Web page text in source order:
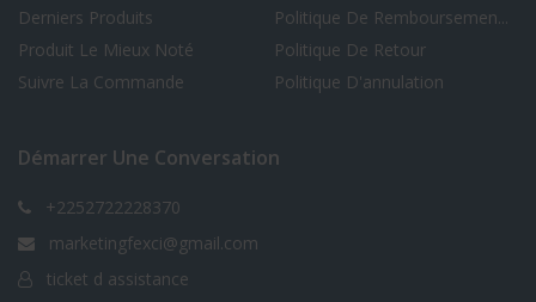
Derniers Produits
Produit Le Mieux Noté
Suivre La Commande
Politique De Remboursemen...
Politique De Retour
Politique D'annulation
Démarrer Une Conversation
+2252722228370
marketingfexci@gmail.com
ticket d assistance